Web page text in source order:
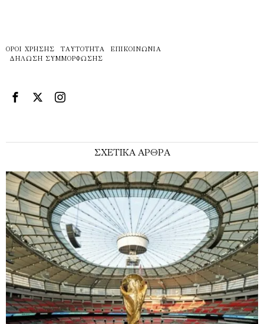
ΌΡΟΙ ΧΡΉΣΗΣ ΤΑΥΤΌΤΗΤΑ
ΕΠΙΚΟΙΝΩΝΊΑ
ΔΉΛΩΣΗ ΣΥΜΜΌΡΦΩΣΗΣ
ΣΧΕΤΙΚΑ ΑΡΘΡΑ